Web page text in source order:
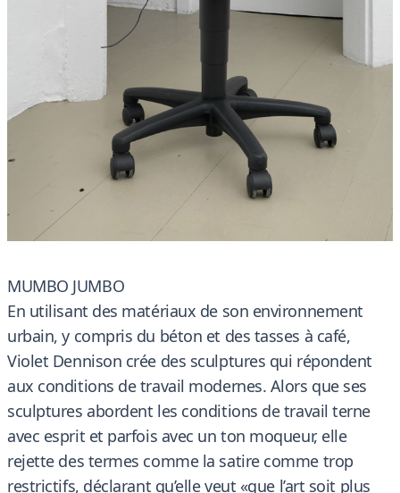
MUMBO JUMBO
En utilisant des matériaux de son environnement
urbain, y compris du béton et des tasses à café,
Violet Dennison crée des sculptures qui répondent
aux conditions de travail modernes. Alors que ses
sculptures abordent les conditions de travail terne
avec esprit et parfois avec un ton moqueur, elle
rejette des termes comme la satire comme trop
restrictifs, déclarant qu’elle veut «que l’art soit plus